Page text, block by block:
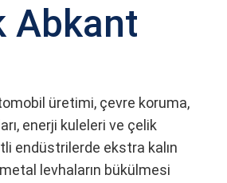
Abkant
üretimi, çevre koruma,
enerji kuleleri ve çelik
endüstrilerde ekstra kalın
levhaların bükülmesi